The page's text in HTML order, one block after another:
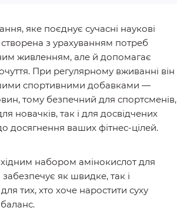
яке поєднує сучасні наукові
з урахуванням потреб
живленням, але й допомагає
При регулярному вживанні він
спортивними добавками —
тому безпечний для спортсменів,
новачків, так і для досвідчених
досягнення ваших фітнес-цілей.
набором амінокислот для
як швидке, так і
тих, хто хоче наростити суху